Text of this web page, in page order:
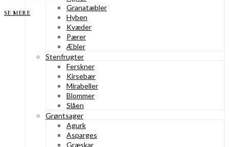
Granatæbler
Hyben
Kvæder
Pærer
Æbler
Stenfrugter
Ferskner
Kirsebær
Mirabeller
Blommer
Slåen
Grøntsager
Agurk
Asparges
Græskar
SE MERE